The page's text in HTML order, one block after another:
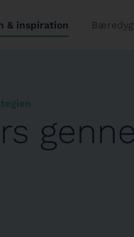
& inspiration